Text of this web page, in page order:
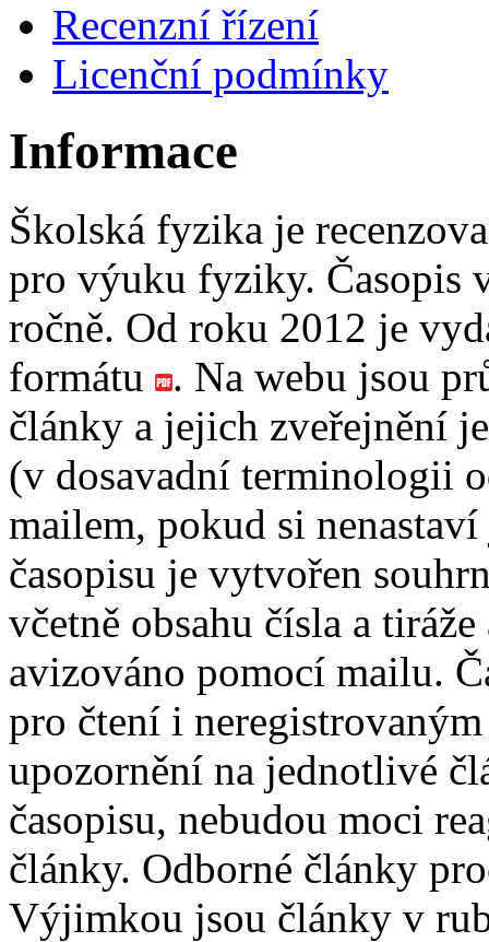
Recenzní řízení
Licenční podmínky
Informace
Školská fyzika je
pro výuku fyziky. Časopis
ročně. Od roku 2012 je
formátu
. Na webu jsou
články a jejich zveřejnění
(v dosavadní terminologii
mailem, pokud si
časopisu je vytvořen
včetně obsahu čísla a
avizováno pomocí mailu.
pro čtení i
upozornění na jednotlivé
časopisu, nebudou moci
články. Odborné články
Výjimkou jsou články v